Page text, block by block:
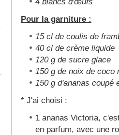
Pour la garniture :
15 cl de coulis de
40 cl de crème liquide
120 g de sucre glace
150 g de noix de coco
150 g d'ananas coupé
* J'ai choisi :
1 ananas Victoria,
en parfum, avec une